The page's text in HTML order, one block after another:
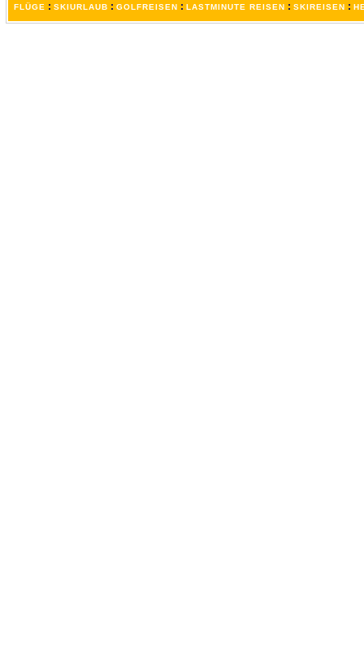
FLÜGE : SKIURLAUB : GOLFREISEN : LASTMINUTE REISEN : SKIREISEN :